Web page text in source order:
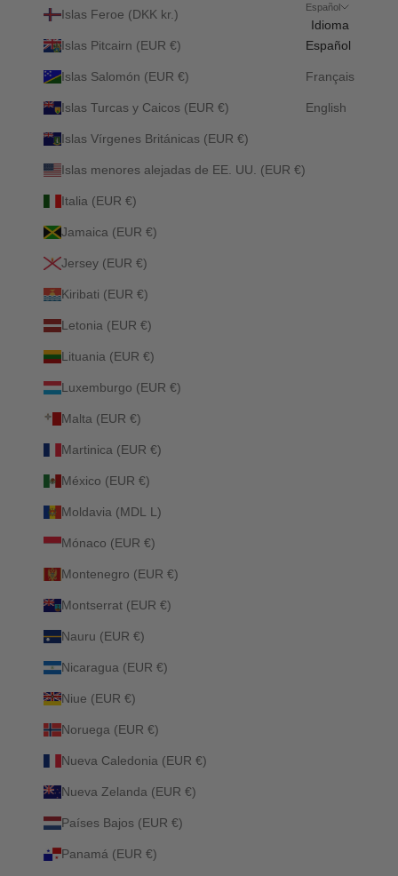
Islas Feroe (DKK kr.)
Islas Pitcairn (EUR €)
Islas Salomón (EUR €)
Islas Turcas y Caicos (EUR €)
Islas Vírgenes Británicas (EUR €)
Islas menores alejadas de EE. UU. (EUR €)
Italia (EUR €)
Jamaica (EUR €)
Jersey (EUR €)
Kiribati (EUR €)
Letonia (EUR €)
Lituania (EUR €)
Luxemburgo (EUR €)
Malta (EUR €)
Martinica (EUR €)
México (EUR €)
Moldavia (MDL L)
Mónaco (EUR €)
Montenegro (EUR €)
Montserrat (EUR €)
Nauru (EUR €)
Nicaragua (EUR €)
Niue (EUR €)
Noruega (EUR €)
Nueva Caledonia (EUR €)
Nueva Zelanda (EUR €)
Países Bajos (EUR €)
Panamá (EUR €)
Español
Idioma
Español
Français
English